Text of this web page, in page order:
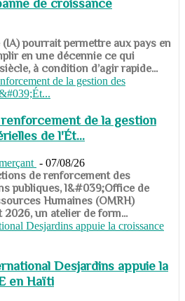
de croissance
pourrait permettre aux pays en
en une décennie ce qui
à condition d’agir rapide...
de la gestion
de l'Ét...
- 07/08/26
de renforcement des
publiques, l&#039;Office de
Humaines (OMRH)
un atelier de form...
Desjardins appuie la
en Haïti